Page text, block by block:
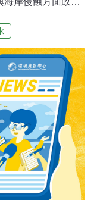
於9日發表資助6項
思考如何處理洪水
是透過多種反映出
這些方法把對人類
與經濟的利益加以
（290萬美元）作
研究是︰1.永續海
是，藉由提供土地
化時所需的工
更。2.未來洪泛區